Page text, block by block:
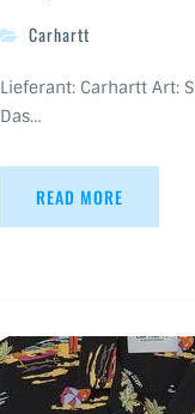
Carhartt
Lieferant: Carhartt Art:
Das…
READ MORE